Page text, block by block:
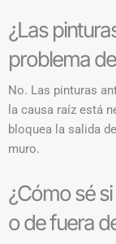
¿Las
problema
No. Las pinturas
la causa raíz está
bloquea la salida
muro.
¿Cómo sé
o de fuera